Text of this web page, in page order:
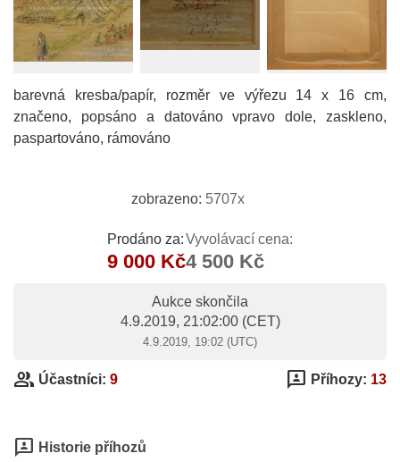
barevná kresba/papír, rozměr ve výřezu 14 x 16 cm,
značeno, popsáno a datováno vpravo dole, zaskleno,
paspartováno, rámováno
zobrazeno: 5707x
Prodáno za:
9 000 Kč
Vyvolávací cena:
4 500 Kč
Aukce skončila
4.9.2019, 21:02:00(CET)
4.9.2019, 19:02 (UTC)
group Účastníci: 9 3p Příhozy: 13
3p Historie příhozů